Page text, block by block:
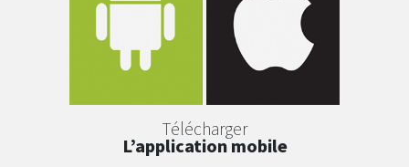
Télécharger
L’application mobile